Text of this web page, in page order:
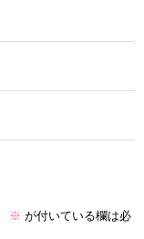
※ が付いている欄は必